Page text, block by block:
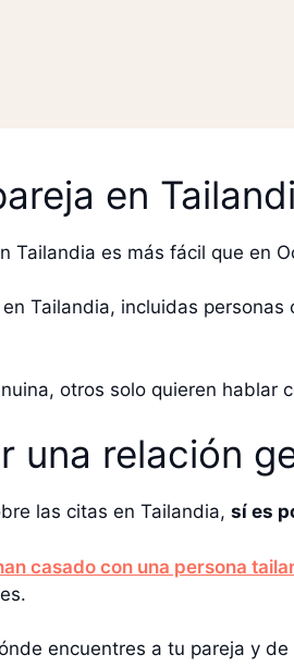
en
Tailandia es más fácil que en
Tailandia, incluidas
otros solo quieren
una relación
las citas en Tailandia, sí es
casado con una persona
encuentres a tu pareja y